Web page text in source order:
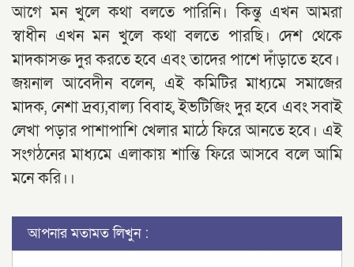
আগে মন খুলে কথা বলতে পারিনি। কিন্তু এখন আমরা
স্বাধীন এখন মন খুলে কথা বলতে পারছি। দেশ থেকে
মাদকাসক্ত দুর করতে হবে এবং তাদের পাশে দাঁড়াতে হবে।
জয়নাল আবেদীন বলেন, এই কমিটির মাধ্যমে সমাজের
মাদক, নেশা দ্রব্য,বাল্য বিবাহ, ইভটিজিং দুর হবে এবং সবাই
লেখা পড়ার পাশাপাশি খেলার মাঠে ফিরে আনতে হবে। এই
সংগঠনের মাধ্যমে এলাকায় শান্তি ফিরে আসবে বলে আমি
মনে করি।।
আপনার মতামত লিখুন :